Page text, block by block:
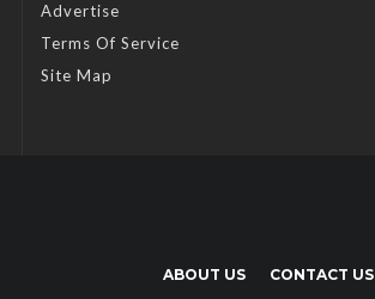
Advertise
Terms Of Service
Site Map
ABOUT US CONTACT US